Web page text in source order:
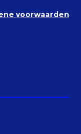
voorwaarden